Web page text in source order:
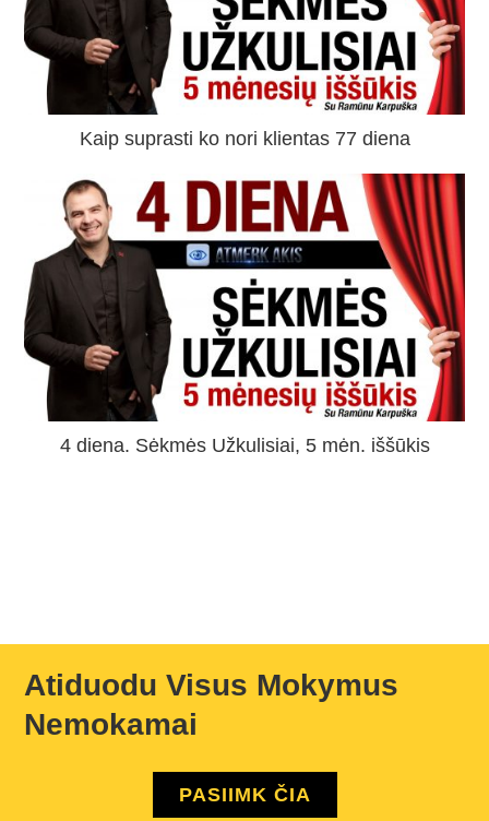
Kaip suprasti ko nori klientas 77 diena
4 diena. Sėkmės Užkulisiai, 5 mėn. iššūkis
Atiduodu Visus Mokymus
Nemokamai
PASIIMK ČIA